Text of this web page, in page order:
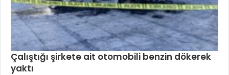
Çalıştığı şirkete ait otomobili benzin dökerek
yaktı